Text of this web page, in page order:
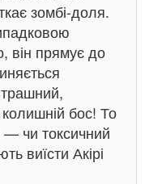
зомбі-доля.
він прямує до
бос! То
— чи токсичний
виїсти Акірі